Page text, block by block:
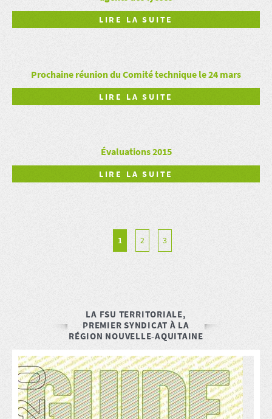
LIRE LA SUITE
Prochaine réunion du Comité technique le 24 mars
LIRE LA SUITE
Évaluations 2015
LIRE LA SUITE
1 2 3
LA FSU TERRITORIALE,
PREMIER SYNDICAT À LA
RÉGION NOUVELLE-AQUITAINE